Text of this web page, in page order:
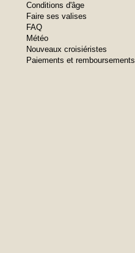
Conditions d'âge
Faire ses valises
FAQ
Météo
Nouveaux croisiéristes
Paiements et remboursements